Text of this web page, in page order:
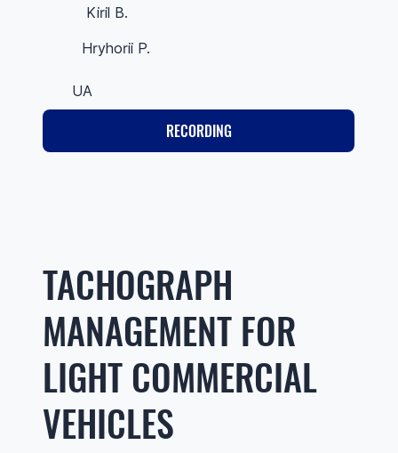
Kiril B.
Hryhorii P.
UA
RECORDING
TACHOGRAPH
MANAGEMENT FOR
LIGHT COMMERCIAL
VEHICLES